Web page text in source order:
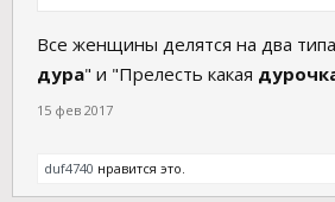
Все женщины делятся на два
дура" и "Прелесть какая
15 фев 2017
duf4740 нравится это.